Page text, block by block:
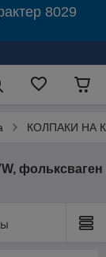
8029
КОЛПАКИ НА
фольксваген